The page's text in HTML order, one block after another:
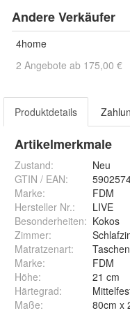
Andere Verkäufer
4home
2 Angebote ab 175,00 €
Produktdetails
Artikelmerkmale
Zustand:
Neu
GTIN / EAN:
Marke:
FDM
Hersteller Nr.:
LIVE
Besonderheiten: Kokos
Zimmer:
Matratzenart:
Marke:
FDM
Höhe:
21 cm
Härtegrad:
Maße: